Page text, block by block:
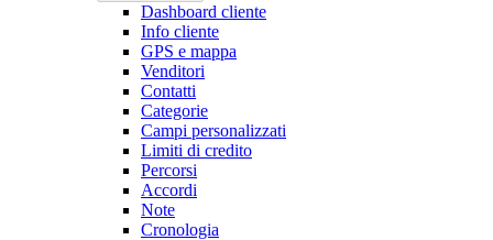
Dashboard cliente
Info cliente
GPS e mappa
Venditori
Contatti
Categorie
Campi personalizzati
Limiti di credito
Percorsi
Accordi
Note
Cronologia